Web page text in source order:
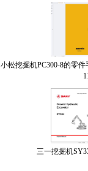
小松挖掘机PC300-8的零
三一挖掘机